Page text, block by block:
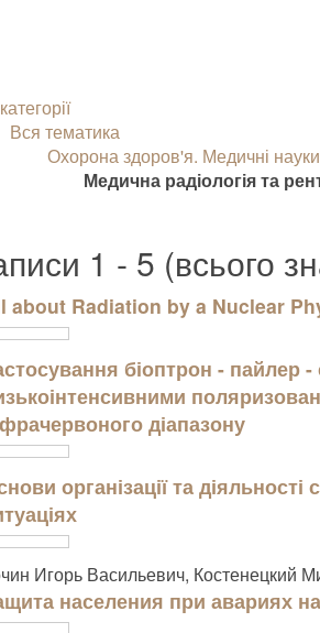
Вся тематика
Охорона здоров'я. Медичні науки
Медична радіологія та
1 - 5 (всього
about Radiation by a Nuclear
біоптрон - пайлер -
діапазону
організації та
Игорь Васильевич, Костенецкий
населения при авариях